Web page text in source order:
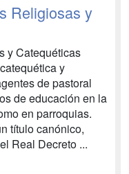
Religiosas y
y Catequéticas
y
de pastoral
de educación en la
en parroquias.
título canónico,
Real Decreto ...